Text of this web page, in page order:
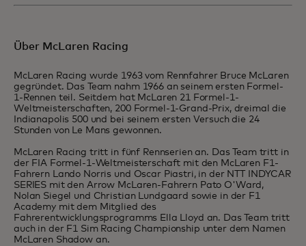
Über McLaren Racing
McLaren Racing wurde 1963 vom Rennfahrer Bruce McLaren
gegründet. Das Team nahm 1966 an seinem ersten Formel-
1-Rennen teil. Seitdem hat McLaren 21 Formel-1-
Weltmeisterschaften, 200 Formel-1-Grand-Prix, dreimal die
Indianapolis 500 und bei seinem ersten Versuch die 24
Stunden von Le Mans gewonnen.
McLaren Racing tritt in fünf Rennserien an. Das Team tritt in
der FIA Formel-1-Weltmeisterschaft mit den McLaren F1-
Fahrern Lando Norris und Oscar Piastri, in der NTT INDYCAR
SERIES mit den Arrow McLaren-Fahrern Pato O'Ward,
Nolan Siegel und Christian Lundgaard sowie in der F1
Academy mit dem Mitglied des
Fahrerentwicklungsprogramms Ella Lloyd an. Das Team tritt
auch in der F1 Sim Racing Championship unter dem Namen
McLaren Shadow an.